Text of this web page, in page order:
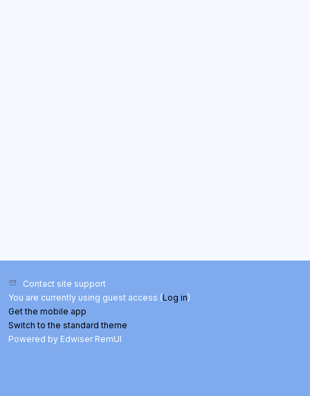
Contact site support
You are currently using guest access (Log in)
Get the mobile app
Switch to the standard theme
Powered by Edwiser RemUI